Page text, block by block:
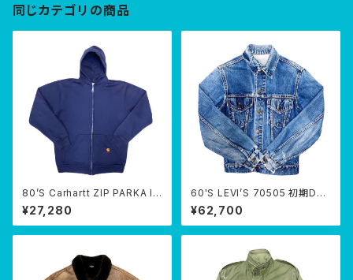
同じカテゴリの商品
80’S Carhartt ZIP PARKA lin
ing thermal
¥27,280
60'S LEVI’S 70505 初期DEN
IM JACKET
¥62,700